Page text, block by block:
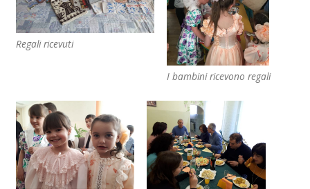
Regali ricevuti
I bambini ricevono regali